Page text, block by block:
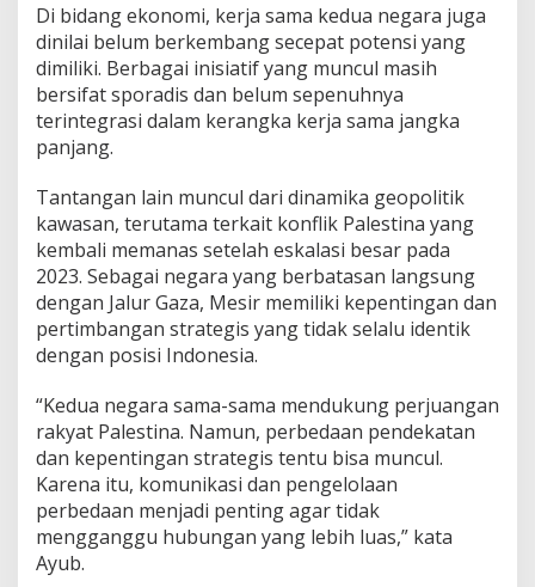
Di bidang ekonomi, kerja sama kedua negara juga
dinilai belum berkembang secepat potensi yang
dimiliki. Berbagai inisiatif yang muncul masih
bersifat sporadis dan belum sepenuhnya
terintegrasi dalam kerangka kerja sama jangka
panjang.
Tantangan lain muncul dari dinamika geopolitik
kawasan, terutama terkait konflik Palestina yang
kembali memanas setelah eskalasi besar pada
2023. Sebagai negara yang berbatasan langsung
dengan Jalur Gaza, Mesir memiliki kepentingan dan
pertimbangan strategis yang tidak selalu identik
dengan posisi Indonesia.
“Kedua negara sama-sama mendukung perjuangan
rakyat Palestina. Namun, perbedaan pendekatan
dan kepentingan strategis tentu bisa muncul.
Karena itu, komunikasi dan pengelolaan
perbedaan menjadi penting agar tidak
mengganggu hubungan yang lebih luas,” kata
Ayub.